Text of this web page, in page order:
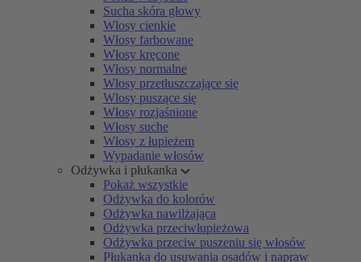
Sucha skóra głowy
Włosy cienkie
Włosy farbowane
Włosy kręcone
Włosy normalne
Włosy przetłuszczające się
Włosy puszące się
Włosy rozjaśnione
Włosy suche
Włosy z łupieżem
Wypadanie włosów
Odżywka i płukanka
Pokaż wszystkie
Odżywka do kolorów
Odżywka nawilżająca
Odżywka przeciwłupieżowa
Odżywka przeciw puszeniu się włosów
Płukanka do usuwania osadów i napraw